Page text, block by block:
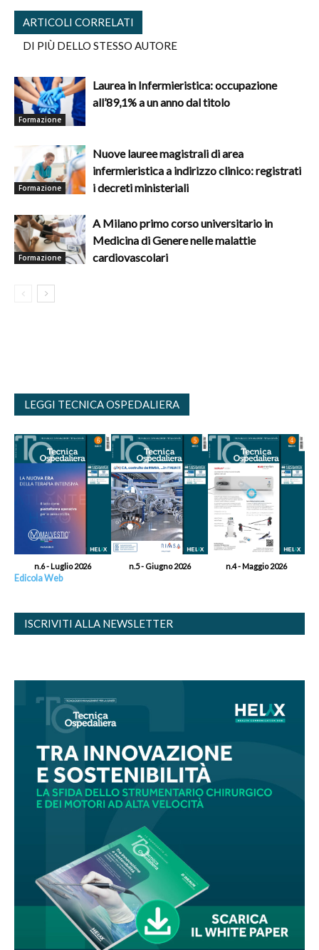
ARTICOLI CORRELATI
DI PIÙ DELLO STESSO AUTORE
Formazione
Laurea in Infermieristica: occupazione
all’89,1% a un anno dal titolo
Formazione
Nuove lauree magistrali di area
infermieristica a indirizzo clinico: registrati
i decreti ministeriali
Formazione
A Milano primo corso universitario in
Medicina di Genere nelle malattie
cardiovascolari
LEGGI TECNICA OSPEDALIERA
n.6 - Luglio 2026 n.5 - Giugno 2026 n.4 - Maggio 2026
Edicola Web
ISCRIVITI ALLA NEWSLETTER